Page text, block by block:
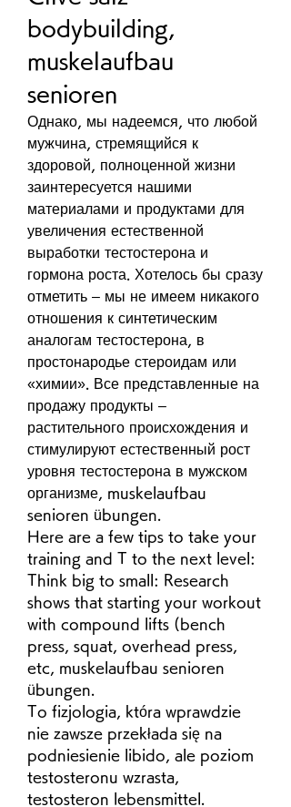
bodybuilding,
muskelaufbau
senioren
Однако, мы надеемся, что любой
мужчина, стремящийся к
здоровой, полноценной жизни
заинтересуется нашими
материалами и продуктами для
увеличения естественной
выработки тестостерона и
гормона роста. Хотелось бы сразу
отметить – мы не имеем никакого
отношения к синтетическим
аналогам тестостерона, в
простонародье стероидам или
«химии». Все представленные на
продажу продукты –
растительного происхождения и
стимулируют естественный рост
уровня тестостерона в мужском
организме, muskelaufbau
senioren übungen.
Here are a few tips to take your
training and T to the next level:
Think big to small: Research
shows that starting your workout
with compound lifts (bench
press, squat, overhead press,
etc, muskelaufbau senioren
übungen.
To fizjologia, która wprawdzie
nie zawsze przekłada się na
podniesienie libido, ale poziom
testosteronu wzrasta,
testosteron lebensmittel.